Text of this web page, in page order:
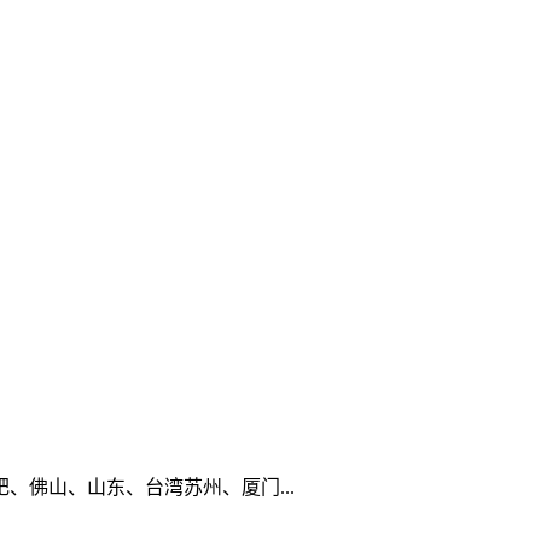
佛山、山东、台湾苏州、厦门...